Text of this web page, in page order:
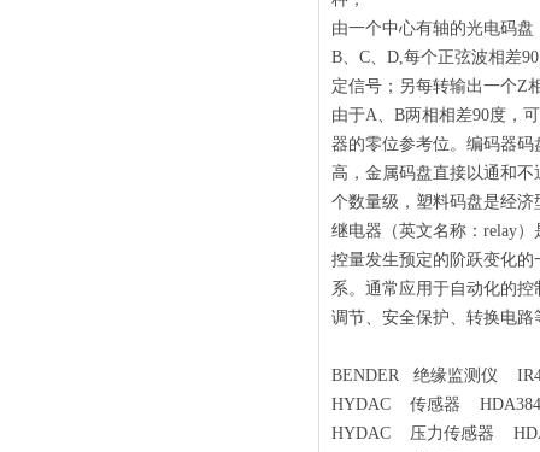
由一个中心有轴的光电码
B、C、D,每个正弦波相差
定信号；另每转输出一个Z
由于A、B两相相差90度，
器的零位参考位。编码器
高，金属码盘直接以通和
个数量级，塑料码盘是经
继电器（英文名称：relay
控量发生预定的阶跃变化
系。通常应用于自动化的
调节、安全保护、转换电路
BENDER 绝缘监测仪
HYDAC 传感器
HYDAC 压力传感器